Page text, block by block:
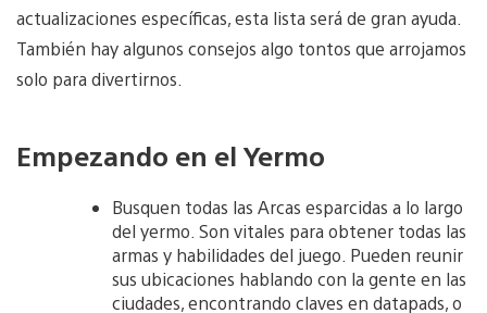
actualizaciones específicas, esta lista será de gran ayuda.
También hay algunos consejos algo tontos que arrojamos
solo para divertirnos.
Empezando en el Yermo
Busquen todas las Arcas esparcidas a lo largo
del yermo. Son vitales para obtener todas las
armas y habilidades del juego. Pueden reunir
sus ubicaciones hablando con la gente en las
ciudades, encontrando claves en datapads, o